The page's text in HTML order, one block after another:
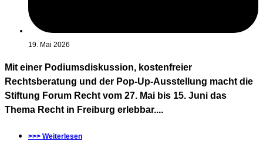
19. Mai 2026
Mit einer Podiumsdiskussion, kostenfreier
Rechtsberatung und der Pop-Up-Ausstellung macht die
Stiftung Forum Recht vom 27. Mai bis 15. Juni das
Thema Recht in Freiburg erlebbar....
>>> Weiterlesen